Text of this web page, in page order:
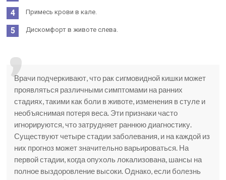
Примесь крови в кале.
Дискомфорт в животе слева.
Врачи подчеркивают, что рак сигмовидной кишки может
проявляться различными симптомами на ранних
стадиях, такими как боли в животе, изменения в стуле и
необъяснимая потеря веса. Эти признаки часто
игнорируются, что затрудняет раннюю диагностику.
Существуют четыре стадии заболевания, и на каждой из
них прогноз может значительно варьироваться. На
первой стадии, когда опухоль локализована, шансы на
полное выздоровление высоки. Однако, если болезнь